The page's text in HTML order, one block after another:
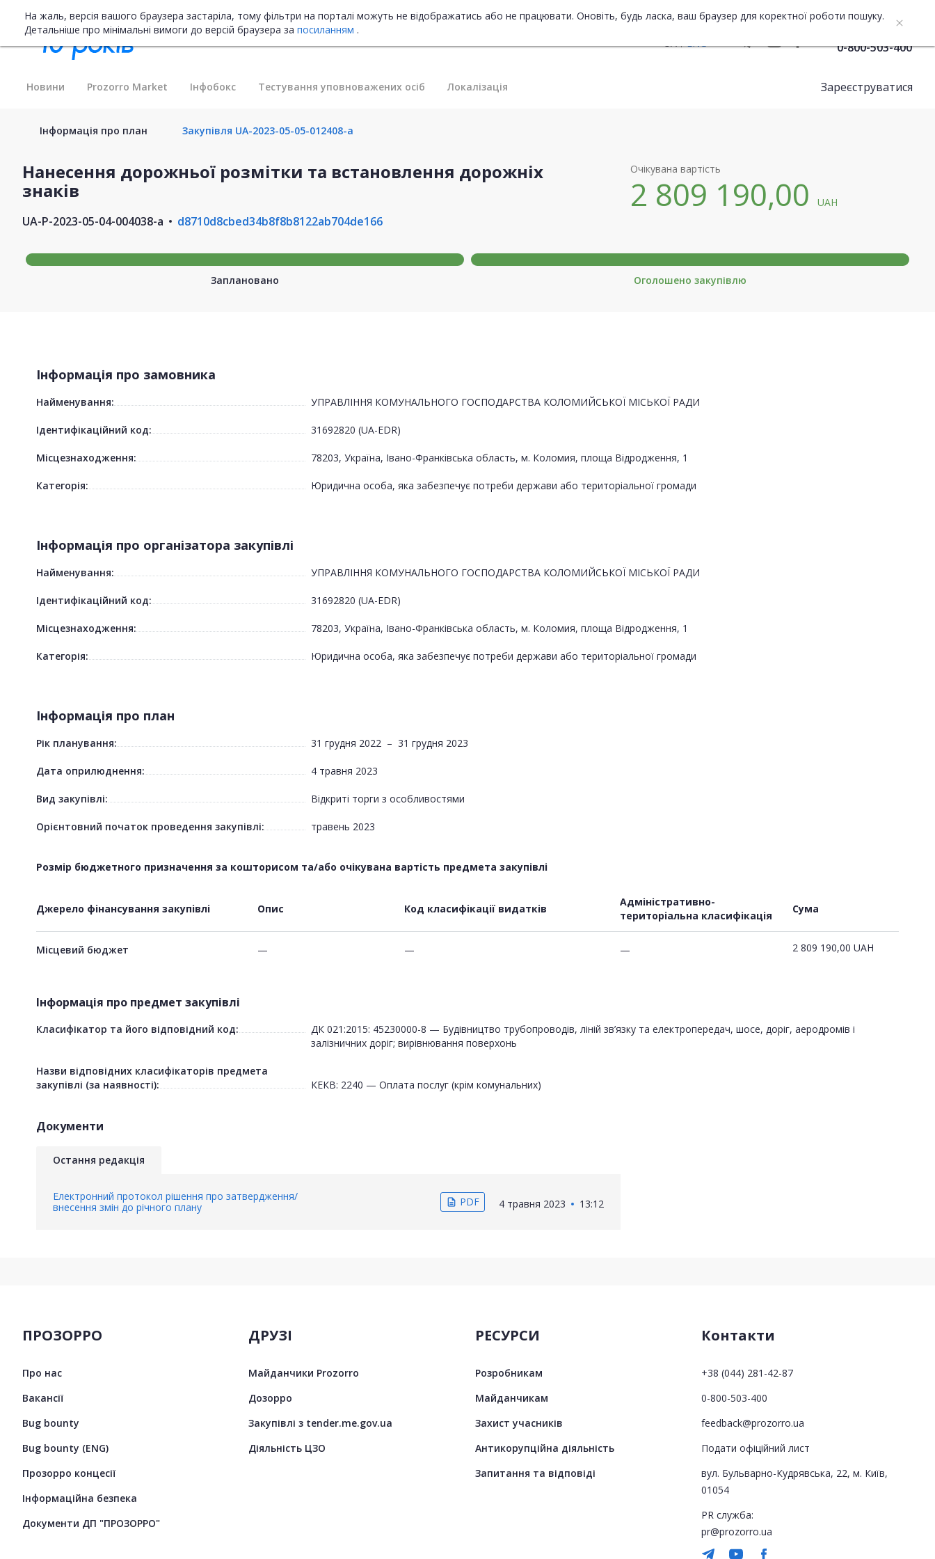
На жаль, версія вашого браузера застаріла, тому фільтри на порталі можуть не відображатись або не працювати. Оновіть, будь ласка, ваш браузер для коректної роботи пошуку.
Детальніше про мінімальні вимоги до версій браузера за посиланням .
UA
ENG 0-800-503-400
Новини Prozorro Market Інфобокс Тестування уповноважених осіб Локалізація Зареєструватися
Інформація про план Закупівля UA-2023-05-05-012408-a
Нанесення дорожньої розмітки та встановлення дорожніх
знаків
UA-P-2023-05-04-004038-a d8710d8cbed34b8f8b8122ab704de166
Очікувана вартість
2 809 190,00UAH
Заплановано Оголошено закупівлю
Інформація про замовника
Найменування: УПРАВЛІННЯ КОМУНАЛЬНОГО ГОСПОДАРСТВА КОЛОМИЙСЬКОЇ МІСЬКОЇ РАДИ
Ідентифікаційний код: 31692820 (UA-EDR)
Місцезнаходження: 78203, Україна, Івано-Франківська область, м. Коломия, площа Відродження, 1
Категорія: Юридична особа, яка забезпечує потреби держави або територіальної громади
Інформація про організатора закупівлі
Найменування: УПРАВЛІННЯ КОМУНАЛЬНОГО ГОСПОДАРСТВА КОЛОМИЙСЬКОЇ МІСЬКОЇ РАДИ
Ідентифікаційний код: 31692820 (UA-EDR)
Місцезнаходження: 78203, Україна, Івано-Франківська область, м. Коломия, площа Відродження, 1
Категорія: Юридична особа, яка забезпечує потреби держави або територіальної громади
Інформація про план
Рік планування: 31 грудня 2022 – 31 грудня 2023
Дата оприлюднення: 4 травня 2023
Вид закупівлі: Відкриті торги з особливостями
Орієнтовний початок проведення закупівлі: травень 2023
Розмір бюджетного призначення за кошторисом та/або очікувана вартість предмета закупівлі
Джерело фінансування закупівлі Опис Код класифікації видатків
Адміністративно-
територіальна класифікація
Сума
Місцевий бюджет — — — 2 809 190,00 UAH
Інформація про предмет закупівлі
Класифікатор та його відповідний код:
ДК 021:2015: 45230000-8 — Будівництво трубопроводів, ліній зв’язку та електропередач, шосе, доріг, аеродромів і
залізничних доріг; вирівнювання поверхонь
Назви відповідних класифікаторів предмета
закупівлі (за наявності):
КЕКВ: 2240 — Оплата послуг (крім комунальних)
Документи
Остання редакція
Електронний протокол рішення про затвердження/
внесення змін до річного плану
description PDF 4 травня 2023 13:12
ПРОЗОРРО
Про нас
Вакансії
Bug bounty
Bug bounty (ENG)
Прозорро концесії
Інформаційна безпека
Документи ДП "ПРОЗОРРО"
ДРУЗІ
Майданчики Prozorro
Дозорро
Закупівлі з tender.me.gov.ua
Діяльність ЦЗО
РЕСУРСИ
Розробникам
Майданчикам
Захист учасників
Антикорупційна діяльність
Запитання та відповіді
Контакти
+38 (044) 281-42-87
0-800-503-400
feedback@prozorro.ua
Подати офіційний лист
вул. Бульварно-Кудрявська, 22, м. Київ,
01054
PR служба:
pr@prozorro.ua